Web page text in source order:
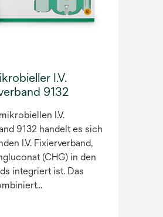
I.V.
9132
I.V.
9132 handelt es sich
I.V. Fixierverband,
(CHG) in den
integriert ist. Das